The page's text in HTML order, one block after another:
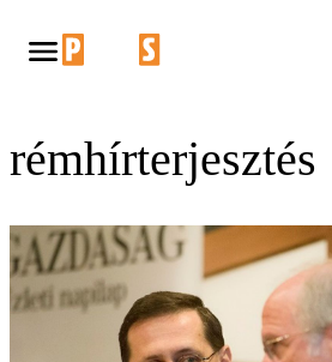
rémhírterjesztés